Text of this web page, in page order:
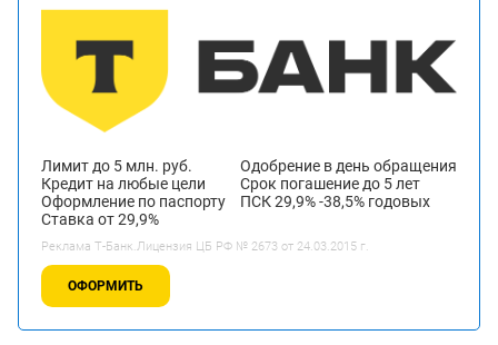
Лимит до 5 млн. руб.
Кредит на любые цели
Оформление по паспорту
Ставка от 29,9%
Одобрение в день обращения
Срок погашение до 5 лет
ПСК 29,9% -38,5% годовых
Реклама Т-Банк.Лицензия ЦБ РФ № 2673 от 24.03.2015 г.
ОФОРМИТЬ